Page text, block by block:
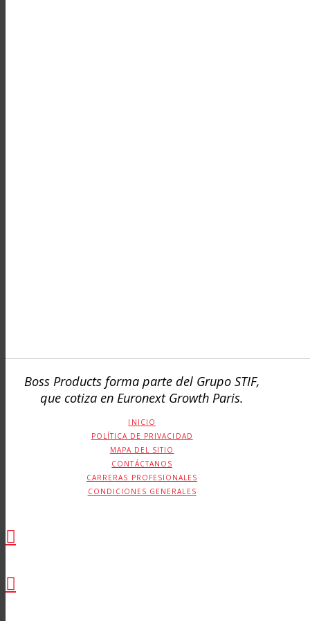
Boss Products forma parte del Grupo STIF,
que cotiza en Euronext Growth Paris.
INICIO
POLÍTICA DE PRIVACIDAD
MAPA DEL SITIO
CONTÁCTANOS
CARRERAS PROFESIONALES
CONDICIONES GENERALES